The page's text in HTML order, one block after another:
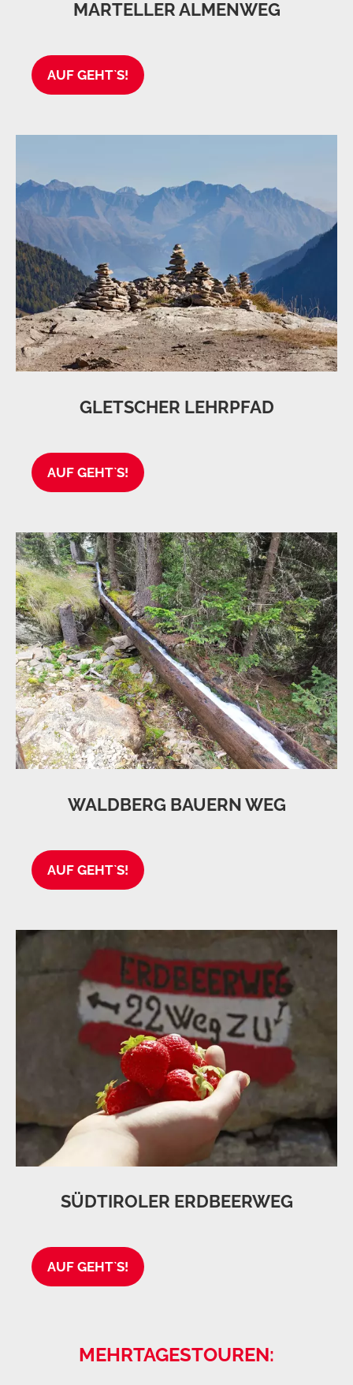
MARTELLER ALMENWEG
AUF GEHT`S!
GLETSCHER LEHRPFAD
AUF GEHT`S!
WALDBERG BAUERN WEG
AUF GEHT`S!
SÜDTIROLER ERDBEERWEG
AUF GEHT`S!
MEHRTAGESTOUREN: